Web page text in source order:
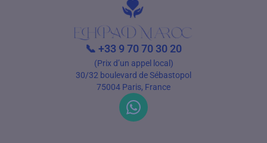
📞 +33 9 70 70 30 20
(Prix d’un appel local)
30/32 boulevard de Sébastopol
75004 Paris, France